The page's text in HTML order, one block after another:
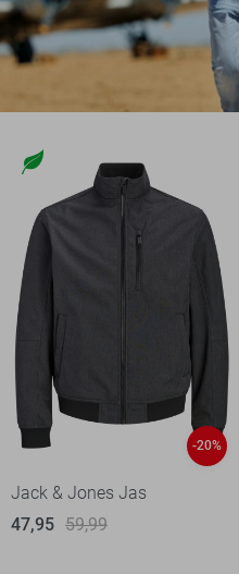
-20%
Jack & Jones Jas
47,95 59,99